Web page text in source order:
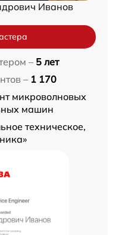
Иванов
– 5 лет
– 1 170
микроволновых
машин
техническое,